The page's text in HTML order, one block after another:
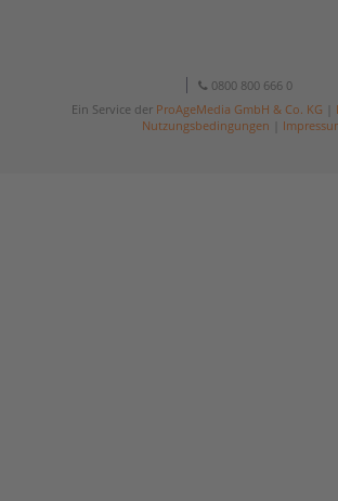
0800 800 666 0
Ein Service der ProAgeMedia GmbH & Co. KG
Nutzungsbedingungen